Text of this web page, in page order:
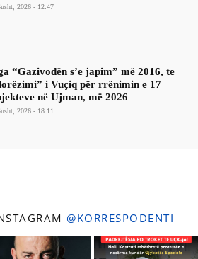
2026 - 12:47
“Gazivodën s’e japim” më 2016, te
i Vuçiq për rrënimin e 17
në Ujman, më 2026
2026 - 18:11
@KORRESPODENTI